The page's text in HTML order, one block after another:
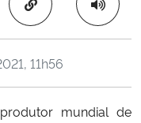
11h56
mundial de